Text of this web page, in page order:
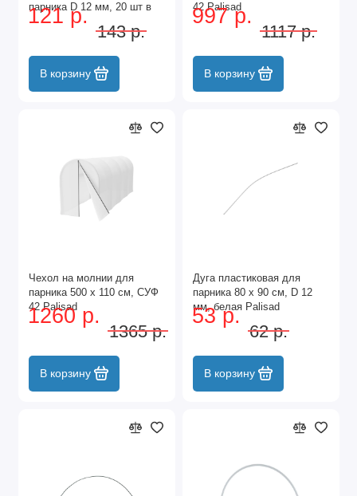
парника D 12 мм, 20 шт в
упаковке, зеленые Palisad
121 р.
143 р.
В корзину
42 Palisad
997 р.
1117 р.
В корзину
Чехол на молнии для
парника 500 х 110 см, СУФ
42 Palisad
1260 р.
1365 р.
В корзину
Дуга пластиковая для
парника 80 х 90 см, D 12
мм, белая Palisad
53 р.
62 р.
В корзину